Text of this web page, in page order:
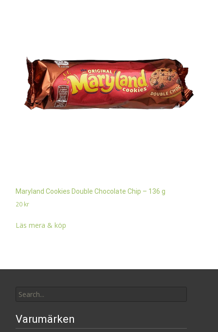
Maryland Cookies Double Chocolate Chip – 136 g
20 kr
Läs mera & köp
for:
Varumärken